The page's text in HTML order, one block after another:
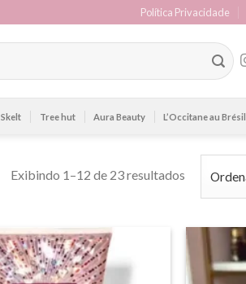
Política Privacidade
Skelt Tree hut Aura Beauty L’Occitane au Brésil
Exibindo 1–12 de 23 resultados